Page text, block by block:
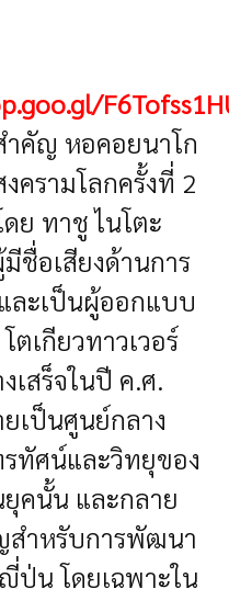
ำคัญ หอคอยนาโก
ครามโลกครั้งที่ 2
ย ทาชู ไนโตะ
ชื่อเสียงด้านการ
ละเป็นผู้ออกแบบ
เกียวทาวเวอร์
เสร็จในปี ค.ศ.
เป็นศูนย์กลาง
ทัศน์และวิทยุของ
คนั้น และกลาย
สำหรับการพัฒนา
ปุ่น โดยเฉพาะใน